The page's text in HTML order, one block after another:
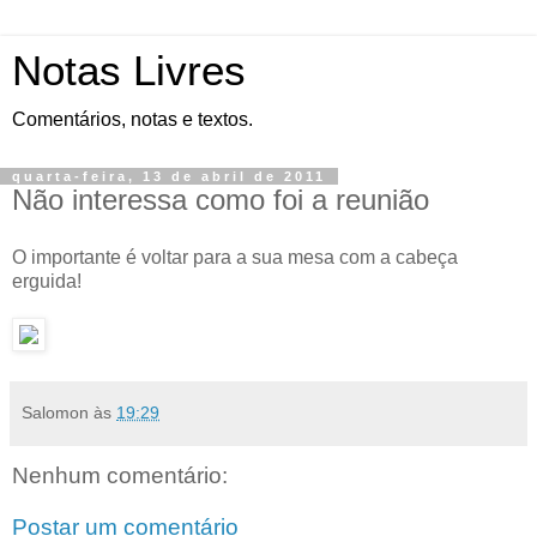
Notas Livres
Comentários, notas e textos.
quarta-feira, 13 de abril de 2011
Não interessa como foi a reunião
O importante é voltar para a sua mesa com a cabeça
erguida!
Salomon às 19:29
Nenhum comentário:
Postar um comentário